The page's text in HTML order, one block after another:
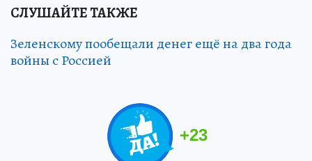
СЛУШАЙТЕ ТАКЖЕ
Зеленскому пообещали денег ещё на два года
войны с Россией
+23